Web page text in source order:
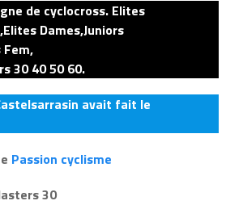
de cyclocross. Elites
Dames,Juniors
Fem,
30 40 50 60.
avait fait le
Passion cyclisme
30